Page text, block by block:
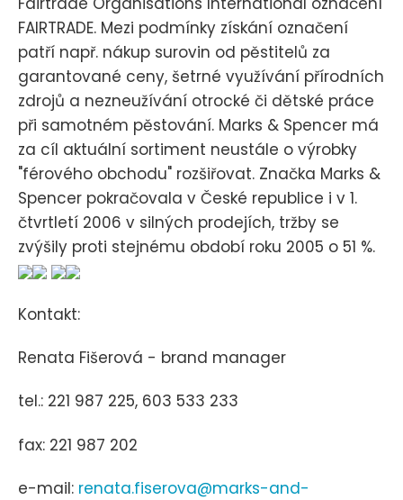
FAIRTRADE. Mezi podmínky získání označení
patří např. nákup surovin od pěstitelů za
garantované ceny, šetrné využívání přírodních
zdrojů a nezneužívání otrocké či dětské práce
při samotném pěstování. Marks & Spencer má
za cíl aktuální sortiment neustále o výrobky
"férového obchodu" rozšiřovat. Značka Marks &
Spencer pokračovala v České republice i v 1.
čtvrtletí 2006 v silných prodejích, tržby se
zvýšily proti stejnému období roku 2005 o 51 %.
Kontakt:
Renata Fišerová - brand manager
tel.: 221 987 225, 603 533 233
fax: 221 987 202
e-mail: renata.fiserova@marks-and-